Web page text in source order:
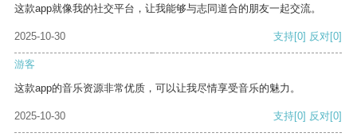
这款app就像我的社交平台，让我能够与志同道合的朋友一起交流。
2025-10-30 支持[0] 反对[0]
游客
这款app的音乐资源非常优质，可以让我尽情享受音乐的魅力。
2025-10-30 支持[0] 反对[0]